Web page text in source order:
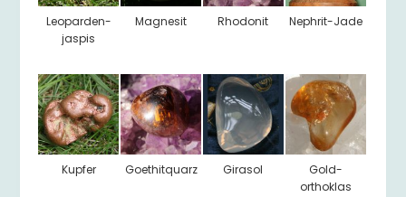
Leoparden-
jaspis
Magnesit Rhodonit Nephrit-Jade
Kupfer Goethitquarz Girasol
Gold-
orthoklas